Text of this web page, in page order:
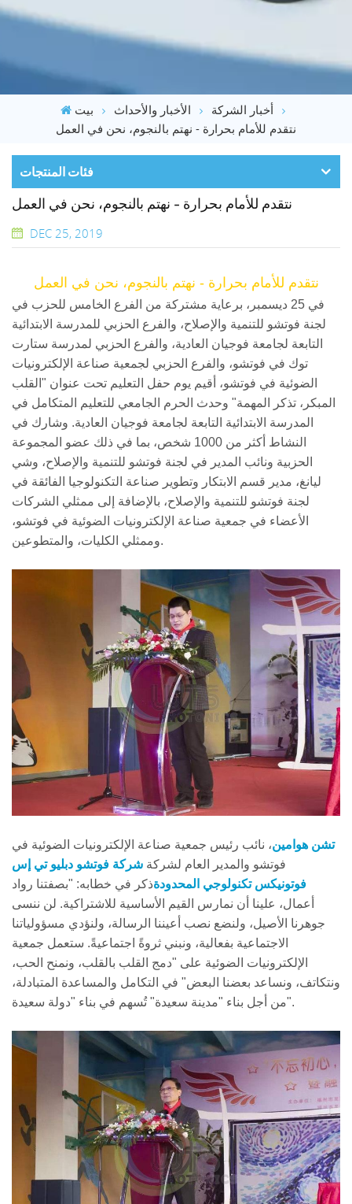
بيت الأخبار والأحداث
أخبار الشركة
نتقدم للأمام بحرارة - نهتم بالنجوم، نحن في العمل
فئات المنتجات
نتقدم للأمام بحرارة - نهتم بالنجوم، نحن في العمل
DEC 25, 2019
نتقدم للأمام بحرارة - نهتم بالنجوم، نحن في العمل
في 25 ديسمبر، برعاية مشتركة من الفرع الخامس للحزب في
لجنة فوتشو للتنمية والإصلاح، والفرع الحزبي للمدرسة الابتدائية
التابعة لجامعة فوجيان العادية، والفرع الحزبي لمدرسة ستارت
توك في فوتشو، والفرع الحزبي لجمعية صناعة الإلكترونيات
الضوئية في فوتشو، أقيم يوم حفل التعليم تحت عنوان "القلب
المبكر، تذكر المهمة" وحدث الحرم الجامعي للتعليم المتكامل في
المدرسة الابتدائية التابعة لجامعة فوجيان العادية. وشارك في
النشاط أكثر من 1000 شخص، بما في ذلك عضو المجموعة
الحزبية ونائب المدير في لجنة فوتشو للتنمية والإصلاح، وشي
ليانغ، مدير قسم الابتكار وتطوير صناعة التكنولوجيا الفائقة في
لجنة فوتشو للتنمية والإصلاح، بالإضافة إلى ممثلي الشركات
الأعضاء في جمعية صناعة الإلكترونيات الضوئية في فوتشو،
وممثلي الكليات، والمتطوعين.
تشن هوامين، نائب رئيس جمعية صناعة الإلكترونيات الضوئية في
فوتشو والمدير العام لشركة شركة فوتشو دبليو تي إس
فوتونيكس تكنولوجي المحدودةذكر في خطابه: "بصفتنا رواد
أعمال، علينا أن نمارس القيم الأساسية للاشتراكية. لن ننسى
جوهرنا الأصيل، ولنضع نصب أعيننا الرسالة، ولنؤدي مسؤولياتنا
الاجتماعية بفعالية، ونبني ثروةً اجتماعيةً. ستعمل جمعية
الإلكترونيات الضوئية على "دمج القلب بالقلب، ونمنح الحب،
ونتكاتف، ونساعد بعضنا البعض" في التكامل والمساعدة المتبادلة،
من أجل بناء "مدينة سعيدة" تُسهم في بناء "دولة سعيدة".